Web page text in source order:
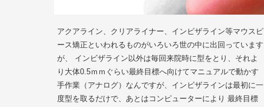
アクアライン、クリアライナー、インビザライン等マウスピ
ース矯正といわれるものがいろいろ世の中に出回っています
が、 インビザライン以外は毎回来院時に型をとり、それよ
り大体0.5ｍｍぐらい最終目標へ向けてマニュアルで動かす
手作業（アナログ）なんですが、インビザラインは最初に一
度型を取るだけで、あとはコンピューターにより 最終目標